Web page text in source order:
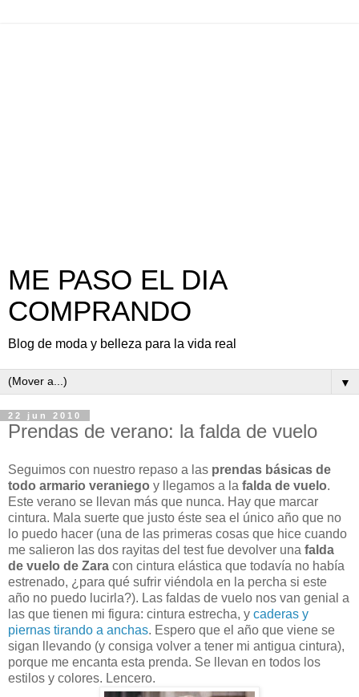
ME PASO EL DIA
COMPRANDO
Blog de moda y belleza para la vida real
▼
22 jun 2010
Prendas de verano: la falda de vuelo
Seguimos con nuestro repaso a las prendas básicas de
todo armario veraniego y llegamos a la falda de vuelo.
Este verano se llevan más que nunca. Hay que marcar
cintura. Mala suerte que justo éste sea el único año que no
lo puedo hacer (una de las primeras cosas que hice cuando
me salieron las dos rayitas del test fue devolver una falda
de vuelo de Zara con cintura elástica que todavía no había
estrenado, ¿para qué sufrir viéndola en la percha si este
año no puedo lucirla?). Las faldas de vuelo nos van genial a
las que tienen mi figura: cintura estrecha, y caderas y
piernas tirando a anchas. Espero que el año que viene se
sigan llevando (y consiga volver a tener mi antigua cintura),
porque me encanta esta prenda. Se llevan en todos los
estilos y colores. Lencero.